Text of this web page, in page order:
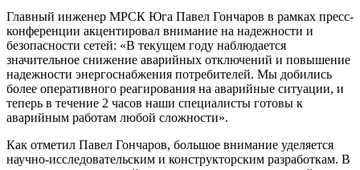
Главный инженер МРСК Юга Павел Гончаров в рамках пресс-
конференции акцентировал внимание на надежности и
безопасности сетей: «В текущем году наблюдается
значительное снижение аварийных отключений и повышение
надежности энергоснабжения потребителей. Мы добились
более оперативного реагирования на аварийные ситуации, и
теперь в течение 2 часов наши специалисты готовы к
аварийным работам любой сложности».
Как отметил Павел Гончаров, большое внимание уделяется
научно-исследовательским и конструкторским разработкам. В